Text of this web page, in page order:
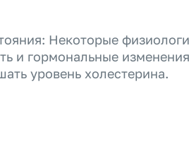
Некоторые
и гормональные
уровень холестерина.